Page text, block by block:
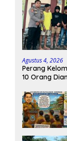
Agustus 4, 2026
Perang
10 Orang